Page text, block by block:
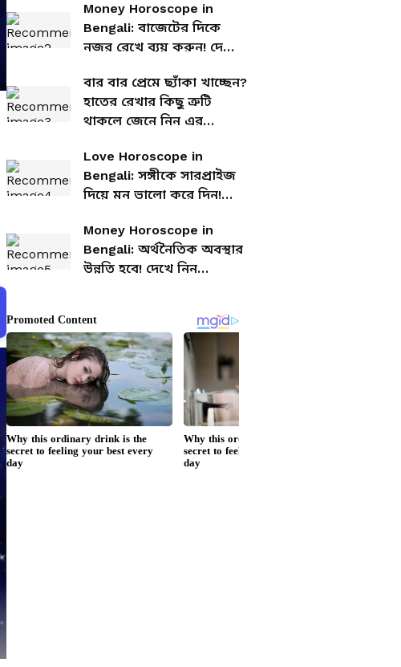
আজকের প্রেমের রাশিফল
Money Horoscope in
Bengali: বাজেটের দিকে
নজর রেখে ব্যয় করুন! দেখে
রাশিফল
বার বার প্রেমে ছ্যাঁকা খাচ্ছেন?
হাতের রেখার কিছু ত্রুটি
থাকলে জেনে নিন এর
Love Horoscope in
Bengali: সঙ্গীকে সারপ্রাইজ
দিয়ে মন ভালো করে দিন!
প্রেমের রাশিফল
Money Horoscope in
Bengali: অর্থনৈতিক অবস্থার
উন্নতি হবে! দেখে নিন